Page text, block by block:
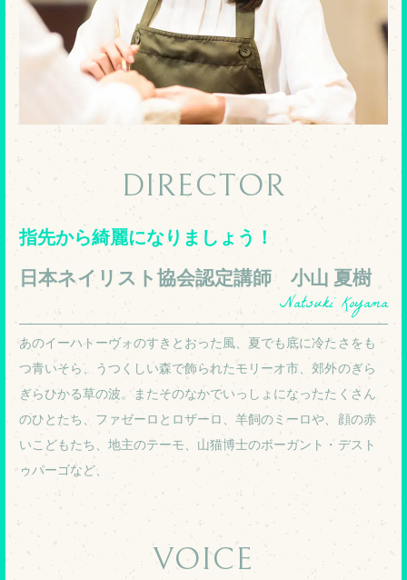
DIRECTOR
指先から綺麗になりましょう！
日本ネイリスト協会認定講師 小山 夏樹
Natsuki Koyama
あのイーハトーヴォのすきとおった風、夏でも底に冷たさをも
つ青いそら、うつくしい森で飾られたモリーオ市、郊外のぎら
ぎらひかる草の波。またそのなかでいっしょになったたくさん
のひとたち、ファゼーロとロザーロ、羊飼のミーロや、顔の赤
いこどもたち、地主のテーモ、山猫博士のボーガント・デスト
ゥパーゴなど、
VOICE